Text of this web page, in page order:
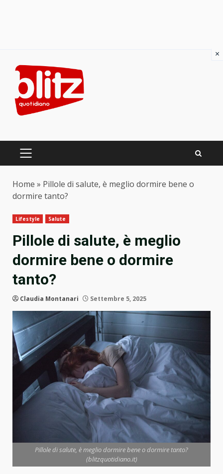
content
PRIMARY
Home » Pillole di salute, è meglio dormire bene o
dormire tanto?
Lifestyle Salute
Pillole di salute, è meglio
dormire bene o dormire
tanto?
Claudia Montanari Settembre 5, 2025
Pillole di salute, è meglio dormire bene o dormire tanto?
(blitzquotidiano.it)
×